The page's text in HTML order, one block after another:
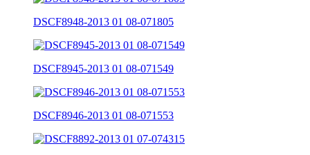
DSCF8948-2013 01 08-071805
DSCF8945-2013 01 08-071549
DSCF8946-2013 01 08-071553